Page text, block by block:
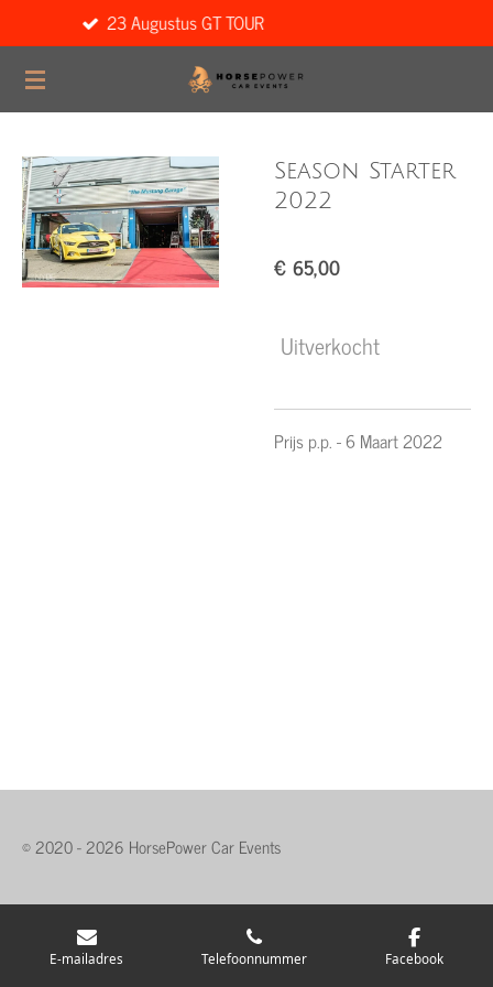
direct
naar
GT TOUR
Season Starter
2022
€ 65,00
Uitverkocht
Prijs p.p. - 6 Maart 2022
© 2020 - 2026 HorsePower Car Events
E-mailadres Telefoonnummer Facebook